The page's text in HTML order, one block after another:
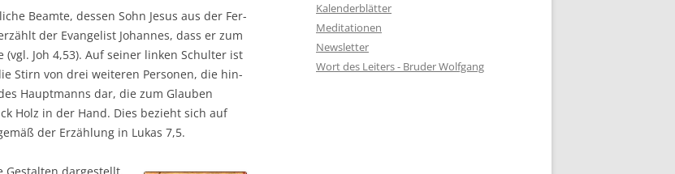
Beam­te, des­sen Sohn Jesus aus der Fer­
der Evan­ge­list Johan­nes, dass er zum
Joh 4,53). Auf sei­ner lin­ken Schul­ter ist
Stirn von drei wei­te­ren Per­so­nen, die hin­
Haupt­manns dar, die zum Glau­ben
Holz in der Hand. Dies bezieht sich auf
der Erzäh­lung in Lukas 7,5.
Kalenderblätter
Meditationen
Newsletter
Wort des Leiters - Bruder Wolfgang